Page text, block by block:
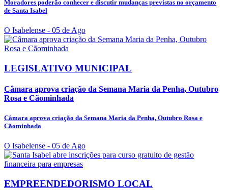
Moradores poderão conhecer e discutir mudanças previstas no orçamento
de Santa Isabel
O Isabelense - 05 de Ago
LEGISLATIVO MUNICIPAL
Câmara aprova criação da Semana Maria da Penha, Outubro
Rosa e Cãominhada
Câmara aprova criação da Semana Maria da Penha, Outubro Rosa e
Cãominhada
O Isabelense - 05 de Ago
EMPREENDEDORISMO LOCAL